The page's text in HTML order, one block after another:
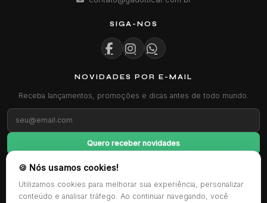
🍪 Nós usamos cookies!
Utilizamos cookies para melhorar sua experiência, personalizar
conteúdo e analisar tráfego. Ao continuar navegando, você
SIGA-NOS
NOVIDADES POR E-MAIL
Receba lançamentos, promoções e dicas antes de todo mundo.
Quero receber novidades
FORMAS DE PAGAMENTO